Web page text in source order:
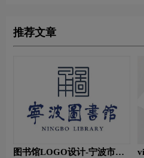
推荐文章
图书馆LOGO设计-宁波市图